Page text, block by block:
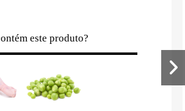
este produto?